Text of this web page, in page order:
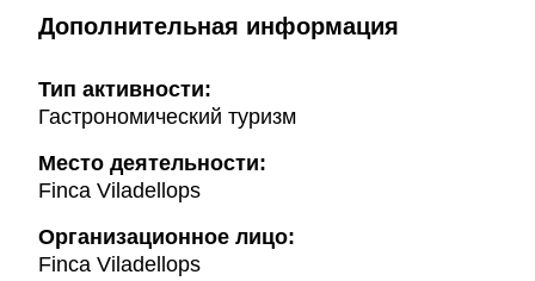
Дополнительная информация
Тип активности:
Гастрономический туризм
Mесто деятельности:
Finca Viladellops
Организационное лицо:
Finca Viladellops